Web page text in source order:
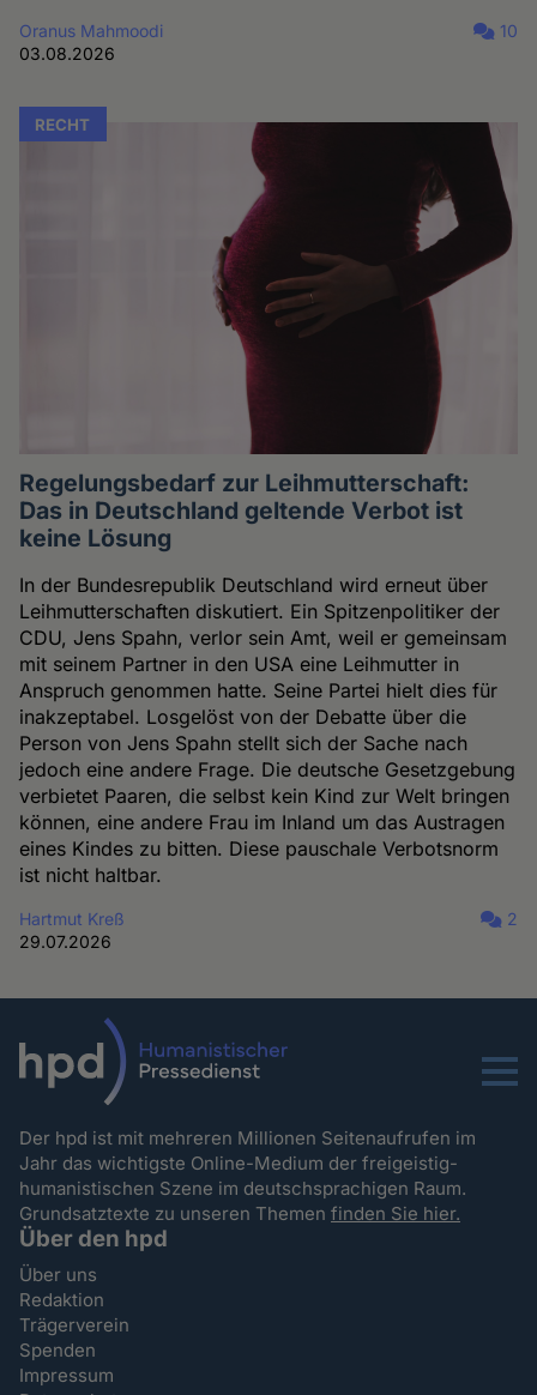
Oranus Mahmoodi
03.08.2026
10
RECHT
Regelungsbedarf zur Leihmutterschaft:
Das in Deutschland geltende Verbot ist
keine Lösung
In der Bundesrepublik Deutschland wird erneut über
Leihmutterschaften diskutiert. Ein Spitzenpolitiker der
CDU, Jens Spahn, verlor sein Amt, weil er gemeinsam
mit seinem Partner in den USA eine Leihmutter in
Anspruch genommen hatte. Seine Partei hielt dies für
inakzeptabel. Losgelöst von der Debatte über die
Person von Jens Spahn stellt sich der Sache nach
jedoch eine andere Frage. Die deutsche Gesetzgebung
verbietet Paaren, die selbst kein Kind zur Welt bringen
können, eine andere Frau im Inland um das Austragen
eines Kindes zu bitten. Diese pauschale Verbotsnorm
ist nicht haltbar.
Hartmut Kreß
29.07.2026
2
Menu
Der hpd ist mit mehreren Millionen Seitenaufrufen im
Jahr das wichtigste Online-Medium der freigeistig-
humanistischen Szene im deutschsprachigen Raum.
Grundsatztexte zu unseren Themenfinden Sie hier.
Über den hpd
Über uns
Redaktion
Trägerverein
Spenden
Impressum